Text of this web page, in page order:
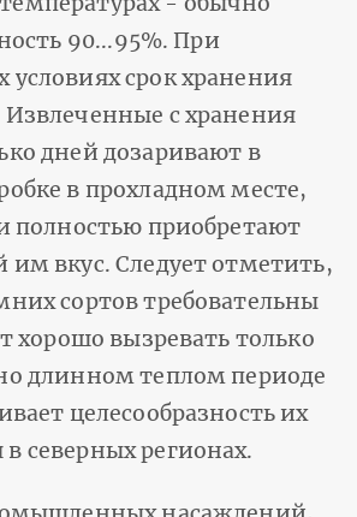
90...95%. При
условиях срок хранения
с хранения
дней дозаривают в
в прохладном месте,
полностью приобретают
им вкус. Следует отметить,
сортов требовательны
хорошо вызревать только
длинном теплом периоде
целесообразность их
северных регионах.